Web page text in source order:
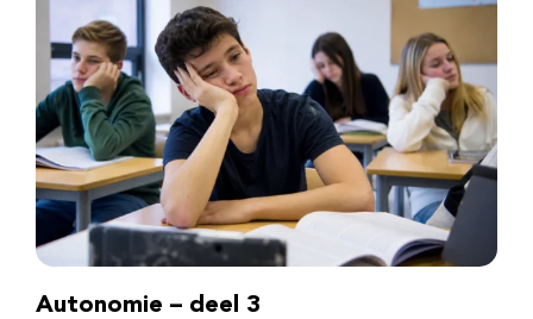
Autonomie – deel 3